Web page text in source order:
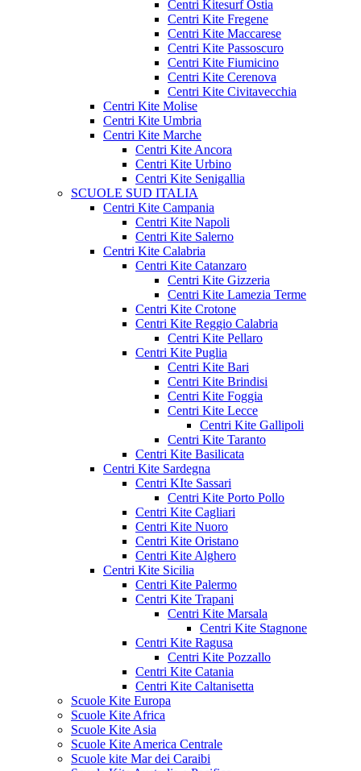
Centri Kitesurf Ostia
Centri Kite Fregene
Centri Kite Maccarese
Centri Kite Passoscuro
Centri Kite Fiumicino
Centri Kite Cerenova
Centri Kite Civitavecchia
Centri Kite Molise
Centri Kite Umbria
Centri Kite Marche
Centri Kite Ancora
Centri Kite Urbino
Centri Kite Senigallia
SCUOLE SUD ITALIA
Centri Kite Campania
Centri Kite Napoli
Centri Kite Salerno
Centri Kite Calabria
Centri Kite Catanzaro
Centri Kite Gizzeria
Centri Kite Lamezia Terme
Centri Kite Crotone
Centri Kite Reggio Calabria
Centri Kite Pellaro
Centri Kite Puglia
Centri Kite Bari
Centri Kite Brindisi
Centri Kite Foggia
Centri Kite Lecce
Centri Kite Gallipoli
Centri Kite Taranto
Centri Kite Basilicata
Centri Kite Sardegna
Centri KIte Sassari
Centri Kite Porto Pollo
Centri Kite Cagliari
Centri Kite Nuoro
Centri Kite Oristano
Centri Kite Alghero
Centri Kite Sicilia
Centri Kite Palermo
Centri Kite Trapani
Centri Kite Marsala
Centri Kite Stagnone
Centri Kite Ragusa
Centri Kite Pozzallo
Centri Kite Catania
Centri Kite Caltanisetta
Scuole Kite Europa
Scuole Kite Africa
Scuole Kite Asia
Scuole Kite America Centrale
Scuole kite Mar dei Caraibi